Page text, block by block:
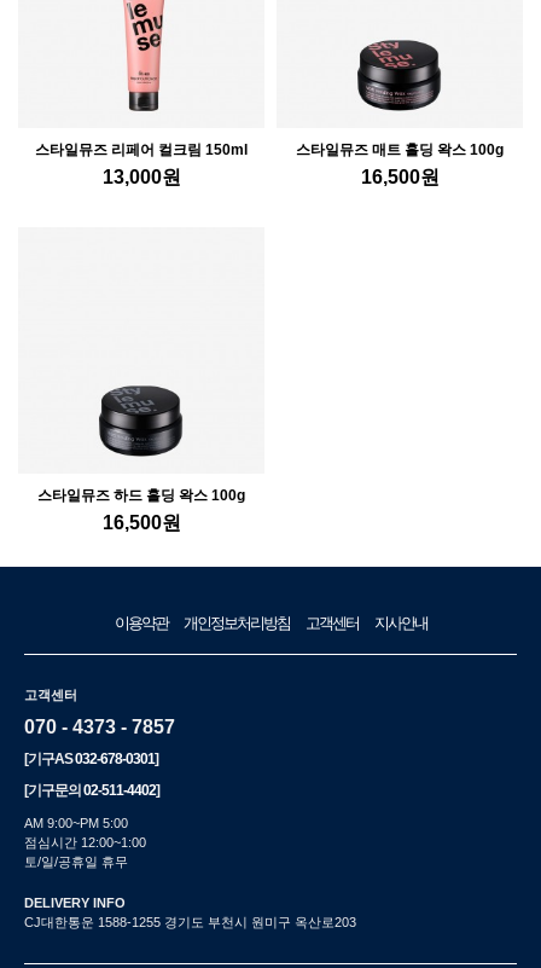
스타일뮤즈 리페어 컬크림 150ml
13,000원
스타일뮤즈 매트 홀딩 왁스 100g
16,500원
스타일뮤즈 하드 홀딩 왁스 100g
16,500원
이용약관 개인정보처리방침 고객센터 지사안내
고객센터
070 - 4373 - 7857
[기구AS032-678-0301]
[기구문의02-511-4402]
AM 9:00~PM 5:00
점심시간 12:00~1:00
토/일/공휴일 휴무
DELIVERY INFO
CJ대한통운 1588-1255 경기도 부천시 원미구 옥산로203